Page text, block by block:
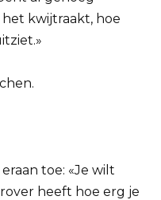
kwijtraakt, hoe
toe: «Je wilt
heeft hoe erg je